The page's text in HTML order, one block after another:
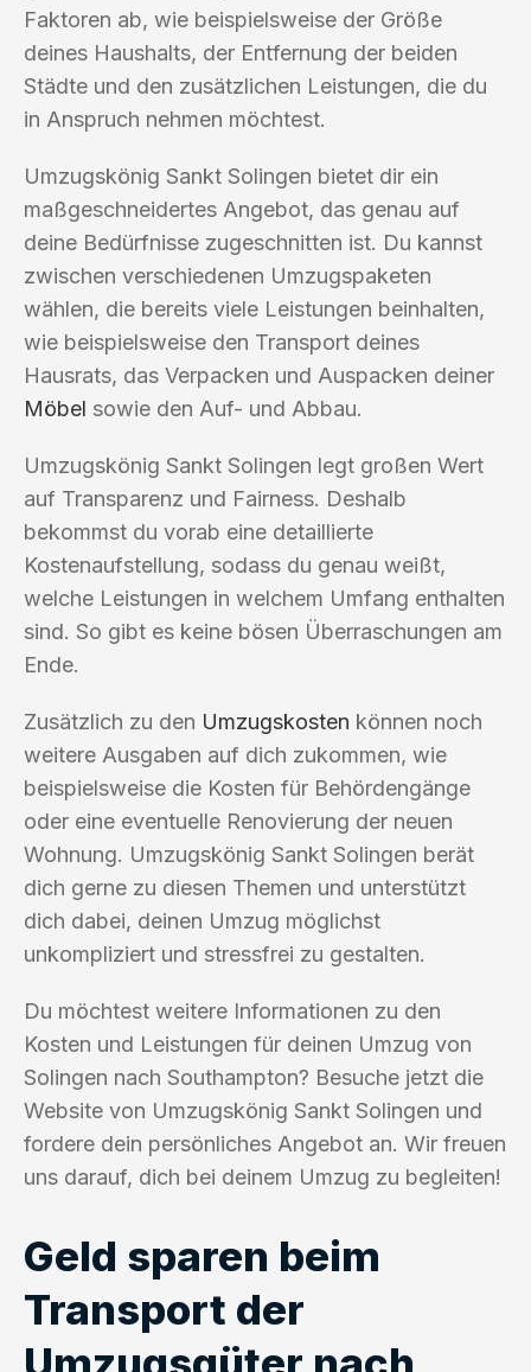
Faktoren ab, wie beispielsweise der Größe
deines Haushalts, der Entfernung der beiden
Städte und den zusätzlichen Leistungen, die du
in Anspruch nehmen möchtest.
Umzugskönig Sankt Solingen bietet dir ein
maßgeschneidertes Angebot, das genau auf
deine Bedürfnisse zugeschnitten ist. Du kannst
zwischen verschiedenen Umzugspaketen
wählen, die bereits viele Leistungen beinhalten,
wie beispielsweise den Transport deines
Hausrats, das Verpacken und Auspacken deiner
Möbel sowie den Auf- und Abbau.
Umzugskönig Sankt Solingen legt großen Wert
auf Transparenz und Fairness. Deshalb
bekommst du vorab eine detaillierte
Kostenaufstellung, sodass du genau weißt,
welche Leistungen in welchem Umfang enthalten
sind. So gibt es keine bösen Überraschungen am
Ende.
Zusätzlich zu den Umzugskosten können noch
weitere Ausgaben auf dich zukommen, wie
beispielsweise die Kosten für Behördengänge
oder eine eventuelle Renovierung der neuen
Wohnung. Umzugskönig Sankt Solingen berät
dich gerne zu diesen Themen und unterstützt
dich dabei, deinen Umzug möglichst
unkompliziert und stressfrei zu gestalten.
Du möchtest weitere Informationen zu den
Kosten und Leistungen für deinen Umzug von
Solingen nach Southampton? Besuche jetzt die
Website von Umzugskönig Sankt Solingen und
fordere dein persönliches Angebot an. Wir freuen
uns darauf, dich bei deinem Umzug zu begleiten!
Geld sparen beim
Transport der